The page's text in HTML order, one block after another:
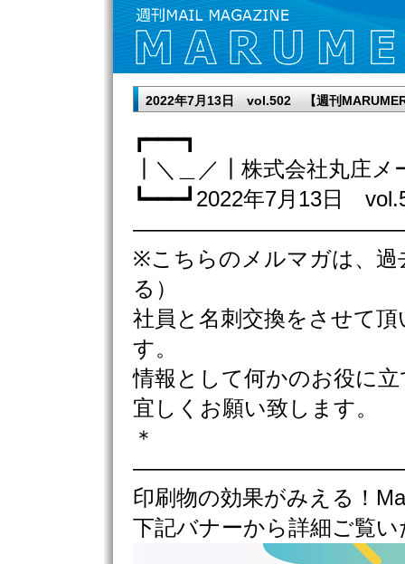
2022年7月13日 vol.502 【週刊
┏━━━┓
┃＼＿／┃株式会社丸庄メ
┗━━━┛2022年7月13日
※こちらのメルマガは、過
る）
社員と名刺交換をさせて
す。
情報として何かのお役に
宜しくお願い致します。
＊
印刷物の効果がみえる！
下記バナーから詳細ご覧